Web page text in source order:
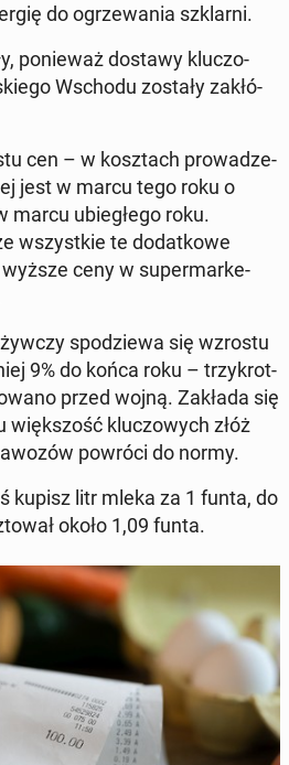
do ogrze­wa­nia szklar­ni.
po­nie­waż dostawy klu­czo­
Wschodu zostały za­kłó­
cen – w kosz­tach pro­wa­dze­
jest w marcu tego roku o
marcu ubie­głe­go roku.
wszyst­kie te do­dat­ko­we
wyższe ceny w su­per­mar­ke­
spo­dzie­wa się wzrostu
9% do końca roku – trzy­krot­
przed wojną. Zakłada się
więk­szość klu­czo­wych złóż
powróci do normy.
kupisz litr mleka za 1 funta, do
około 1,09 funta.